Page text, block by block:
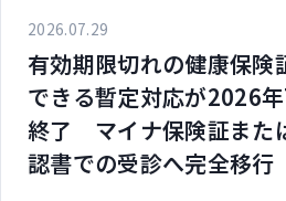
2026.07.29
有効期限切れの健康保険
できる暫定対応が2026
終了 マイナ保険証また
認書での受診へ完全移行